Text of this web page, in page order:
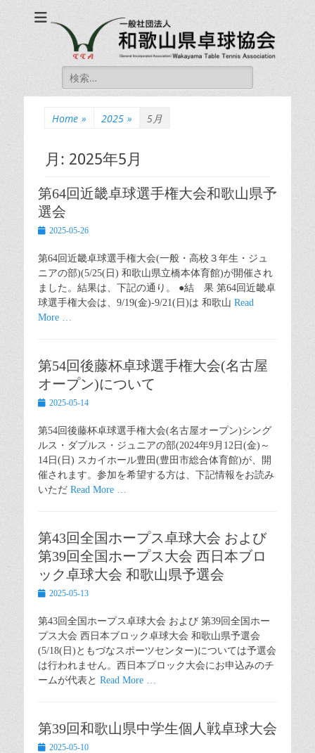
一般社団法人和歌山
県卓球協会
Wakayama Table
Tennis Association
一般社団法人和歌山県卓球協会 公式ホームページ
Search
for:
Home » 2025 » 5月
月: 2025年5月
第64回近畿卓球選手権大会和歌山県予
選会
Posted2025-05-26
第64回近畿卓球選手権大会(一般・高校３年生・ジュ
ニアの部)(5/25(日) 和歌山県立橋本体育館)が開催され
ました。結果は、下記の通り。 ●結 果 第64回近畿卓
球選手権大会は、9/19(金)-9/21(日)は 和歌山 Read
More …
第54回後藤杯卓球選手権大会(名古屋
オープン)について
Posted2025-05-14
第54回後藤杯卓球選手権大会(名古屋オープン)シング
ルス・ダブルス・ジュニアの部(2024年9月12日(金)～
14日(日) スカイホール豊田(豊田市総合体育館)が、開
催されます。参加を希望する方は、下記情報をお読み
いただ Read More …
第43回全国ホープス卓球大会 および
第39回全国ホープス大会 西日本ブロ
ック卓球大会 和歌山県予選会
Posted2025-05-13
第43回全国ホープス卓球大会 および 第39回全国ホー
プス大会 西日本ブロック卓球大会 和歌山県予選会
(5/18(日)ともづなスポーツセンター)については予選会
は行われません。西日本ブロック大会にお申込みのチ
ームが代表と Read More …
第39回和歌山県中学生個人戦卓球大会
Posted2025-05-10